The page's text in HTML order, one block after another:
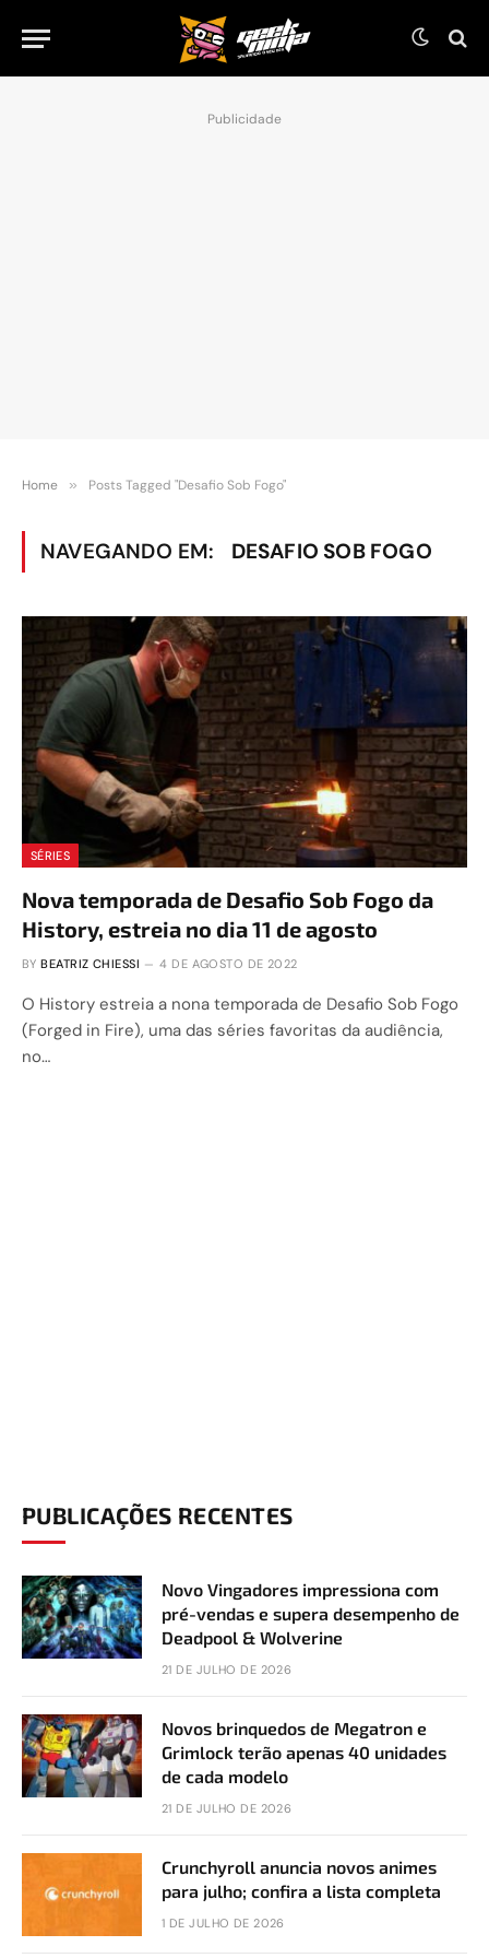
Publicidade
Home » Posts Tagged "Desafio Sob Fogo"
NAVEGANDO EM: DESAFIO SOB FOGO
SÉRIES
Nova temporada de Desafio Sob Fogo da
History, estreia no dia 11 de agosto
BY BEATRIZ CHIESSI 4 DE AGOSTO DE 2022
O History estreia a nona temporada de Desafio Sob Fogo
(Forged in Fire), uma das séries favoritas da audiência,
no…
PUBLICAÇÕES RECENTES
Novo Vingadores impressiona com
pré-vendas e supera desempenho de
Deadpool & Wolverine
21 DE JULHO DE 2026
Novos brinquedos de Megatron e
Grimlock terão apenas 40 unidades
de cada modelo
21 DE JULHO DE 2026
Crunchyroll anuncia novos animes
para julho; confira a lista completa
1 DE JULHO DE 2026